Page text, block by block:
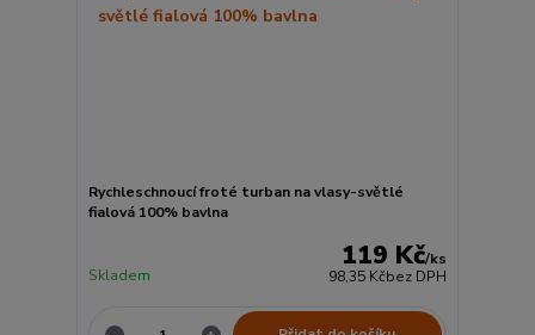
Rychleschnoucí froté turban na vlasy-světlé
fialová 100% bavlna
119 Kč/ks
98,35 Kčbez DPH
Skladem